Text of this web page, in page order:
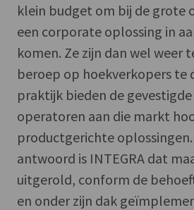
klein budget om bij de grote
een corporate oplossing in
komen. Ze zijn dan wel weer
beroep op hoekverkopers te
praktijk bieden de
operatoren aan die markt
productgerichte oplossingen.
antwoord is INTEGRA dat
uitgerold, conform de
en onder zijn dak